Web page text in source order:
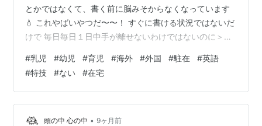
とかではなくて、書く前に脳みそからなくなっています
💧 これやばいやつだ〜〜！ すぐに書ける状況ではないだ
けで 毎日毎日１日中手が離せないわけではないのに＞＜
ていないので 今覚えている旦那さんとの会話を書きます
（なんで？） 全然未定の本帰国後の私の再就職について
話したら 旦那さんに、え？働くの？と言われました・・
令和の価値観が〜〜とかではなく この大高騰時代に専業
で暮らしていけるとは 全く思っていなかったので 逆に、
#乳児 #幼児 #育児 #海外 #外国 #駐在 #英語
#特技 #ない #在宅
頭の中 心の中 • 9ヶ月前